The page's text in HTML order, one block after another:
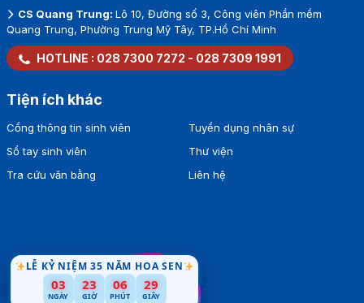
LỄ KỶ NIỆM 35 NĂM HOA SEN
03
NGÀY
23
GIỜ
06
PHÚT
27
GIÂY
CS Quang Trung: Lô 10, Đường số 3, Công viên Phần mềm
Quang Trung, Phường Trung Mỹ Tây, TP.Hồ Chí Minh
HOTLINE : 028 7300 7272 - 028 7309 1991
Tiện ích khác
Cổng thông tin sinh viên
Sổ tay sinh viên
Tra cứu văn bằng
Tuyển dụng nhân sự
Thư viện
Liên hệ